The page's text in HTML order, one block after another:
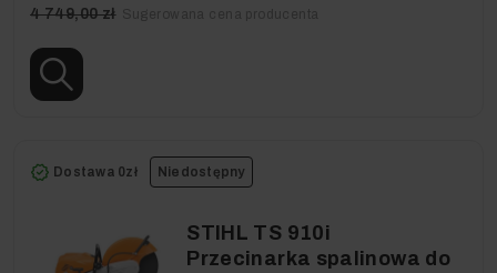
4 749,00 zł
Niedostępny
Dostawa 0zł
STIHL TS 910i
Przecinarka spalinowa do